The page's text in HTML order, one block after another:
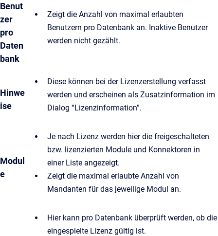
Benut
zer
pro
Daten
bank
Zeigt die Anzahl von maximal erlaubten
Benutzern pro Datenbank an. Inaktive Benutzer
werden nicht gezählt.
Hinwe
ise
Diese können bei der Lizenzerstellung verfasst
werden und erscheinen als Zusatzinformation im
Dialog “Lizenzinformation”.
Modul
e
Je nach Lizenz werden hier die freigeschalteten
bzw. lizenzierten Module und Konnektoren in
einer Liste angezeigt.
Zeigt die maximal erlaubte Anzahl von
Mandanten für das jeweilige Modul an.
Hier kann pro Datenbank überprüft werden, ob die
eingespielte Lizenz gültig ist.